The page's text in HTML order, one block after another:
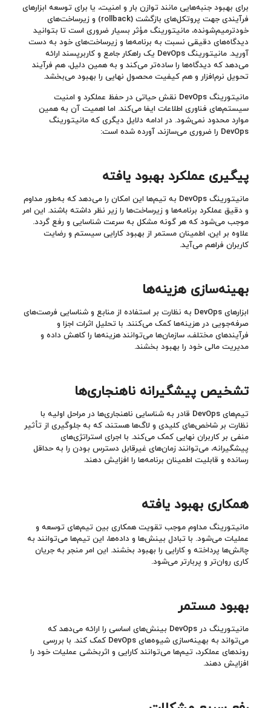
برای بهبود جنبه‌هایی مانند توازن بار و امنیت، یا برای توسعه ابزارهای
فرآیندی جهت پروتکل‌های بازگشت (rollback) و زیرساخت‌های
خودترمیم‌شونده، مانیتورینگ مؤثر بسیار ضروری است تا بتوانید
دیدگاه‌های دقیقی نسبت به برنامه‌ها و زیرساخت‌های خود به دست
آورید. مانیتورینگ DevOps یک راهکار جامع و کاربرپسند ارائه
می‌دهد که دیدگاه‌ها را ساده‌تر می‌کند و به همین دلیل، هم فرآیند
تحویل نرم‌افزار و هم کیفیت محصول نهایی را بهبود می‌بخشد.
مانیتورینگ DevOps نقش حیاتی در حفظ عملکرد و امنیت
سیستم‌های فناوری اطلاعات ایفا می‌کند. اما اهمیت آن به همین
موارد محدود نمی‌شود. در ادامه دلایل دیگری که مانیتورینگ
DevOps را ضروری می‌سازند، آورده شده است:
پیگیری عملکرد بهبود یافته
مانیتورینگ DevOps به تیم‌ها این امکان را می‌دهد که به‌طور مداوم
و دقیق عملکرد برنامه‌ها و زیرساخت‌ها را زیر نظر داشته باشند. این امر
موجب می‌شود که هر گونه مشکل به سرعت شناسایی و رفع گردد.
علاوه بر این، اطمینان مستمر از بهبود کارایی سیستم و رضایت
کاربران فراهم می‌آید.
بهینه‌سازی هزینه‌ها
ابزارهای DevOps به نظارت بر استفاده از منابع و شناسایی فرصت‌های
صرفه‌جویی در هزینه‌ها کمک می‌کنند. با تحلیل اثرات اجزا و
فرآیندهای مختلف، سازمان‌ها می‌توانند هزینه‌ها را کاهش داده و
مدیریت مالی خود را بهبود بخشند.
تشخیص پیشگیرانه ناهنجاری‌ها
تیم‌های DevOps قادر به شناسایی ناهنجاری‌ها در مراحل اولیه با
نظارت بر شاخص‌های کلیدی و لاگ‌ها هستند، که به جلوگیری از تأثیر
منفی بر کاربران نهایی کمک می‌کند. با اجرای استراتژی‌های
پیشگیرانه، می‌توانند زمان‌های غیرقابل دسترس بودن را به حداقل
رسانده و قابلیت اطمینان برنامه‌ها را افزایش دهند.
همکاری بهبود یافته
مانیتورینگ مداوم موجب تقویت همکاری بین تیم‌های توسعه و
عملیات می‌شود. با تبادل بینش‌ها و داده‌ها، این تیم‌ها می‌توانند به
چالش‌ها پرداخته و کارایی را بهبود بخشند. این امر منجر به جریان
کاری روان‌تر و پربارتر می‌شود.
بهبود مستمر
مانیتورینگ در DevOps بینش‌های اساسی را ارائه می‌دهد که
می‌تواند به بهینه‌سازی شیوه‌های DevOps کمک کند. با بررسی
روندهای عملکرد، تیم‌ها می‌توانند کارایی و اثربخشی عملیات خود را
افزایش دهند.